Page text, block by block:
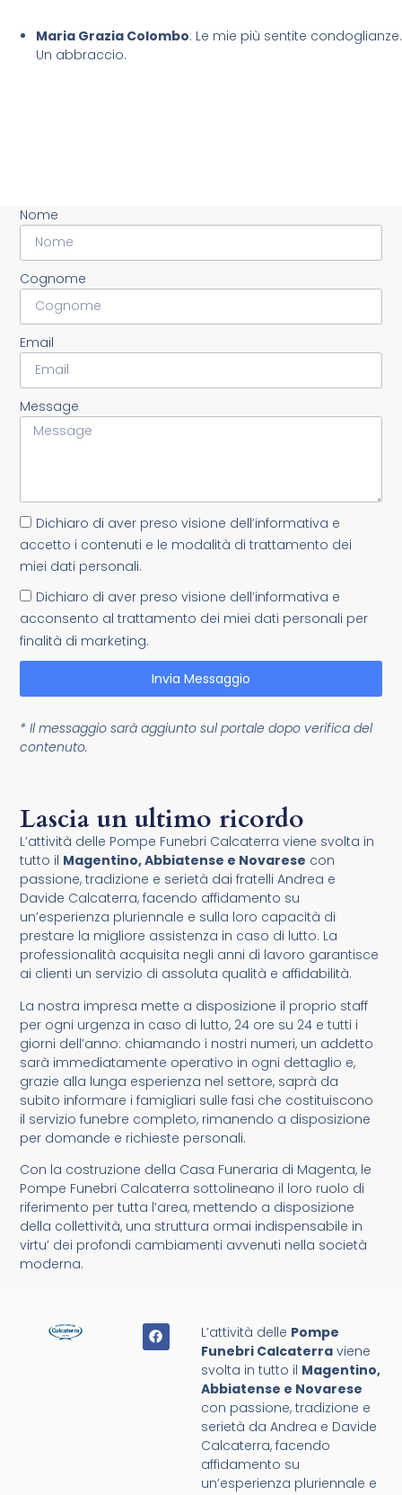
Maria Grazia Colombo: Le mie più sentite condoglianze.
Un abbraccio.
Lascia un ultimo ricordo
L’attività delle Pompe Funebri Calcaterra viene svolta in
tutto il Magentino, Abbiatense e Novarese con
passione, tradizione e serietà dai fratelli Andrea e
Davide Calcaterra, facendo affidamento su
un’esperienza pluriennale e sulla loro capacità di
prestare la migliore assistenza in caso di lutto. La
professionalità acquisita negli anni di lavoro garantisce
ai clienti un servizio di assoluta qualità e affidabilità.
La nostra impresa mette a disposizione il proprio staff
per ogni urgenza in caso di lutto, 24 ore su 24 e tutti i
giorni dell’anno: chiamando i nostri numeri, un addetto
sarà immediatamente operativo in ogni dettaglio e,
grazie alla lunga esperienza nel settore, saprà da
subito informare i famigliari sulle fasi che costituiscono
il servizio funebre completo, rimanendo a disposizione
per domande e richieste personali.
Con la costruzione della Casa Funeraria di Magenta, le
Pompe Funebri Calcaterra sottolineano il loro ruolo di
riferimento per tutta l’area, mettendo a disposizione
della collettività, una struttura ormai indispensabile in
virtu’ dei profondi cambiamenti avvenuti nella società
moderna.
Nome
Cognome
Email
Message
Dichiaro di aver preso visione dell’informativa e
accetto i contenuti e le modalità di trattamento dei
miei dati personali.
Dichiaro di aver preso visione dell’informativa e
acconsento al trattamento dei miei dati personali per
finalità di marketing.
Invia Messaggio
* Il messaggio sarà aggiunto sul portale dopo verifica del
contenuto.
L’attività delle Pompe
Funebri Calcaterra viene
svolta in tutto il Magentino,
Abbiatense e Novarese
con passione, tradizione e
serietà da Andrea e Davide
Calcaterra, facendo
affidamento su
un’esperienza pluriennale e